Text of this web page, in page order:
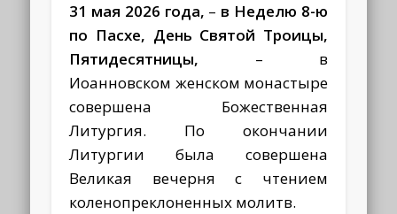
31 мая 2026 года, – в Неделю 8-ю
по Пасхе, День Святой Троицы,
Пятидесятницы, – в
Иоанновском женском монастыре
совершена Божественная
Литургия. По окончании
Литургии была совершена
Великая вечерня с чтением
коленопреклоненных молитв.